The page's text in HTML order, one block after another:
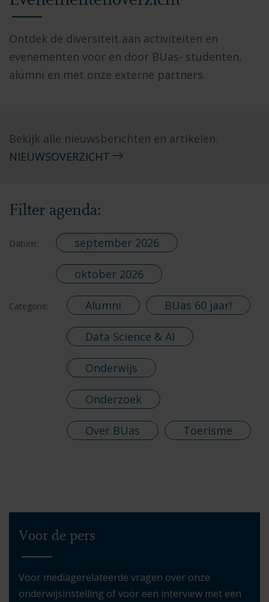
Ontdek de diversiteit aan activiteiten en
evenementen voor en door BUas- studenten,
alumni en met onze externe partners.
Bekijk alle nieuwsberichten en artikelen.
NIEUWSOVERZICHT
Filter agenda:
Datum: september 2026
oktober 2026
Categorie: Alumni BUas 60 jaar!
Data Science & AI
Onderwijs
Onderzoek
Over BUas Toerisme
Voor de pers
Voor mediagerelateerde vragen over onze
onderwijsinstelling of voor een interview met een